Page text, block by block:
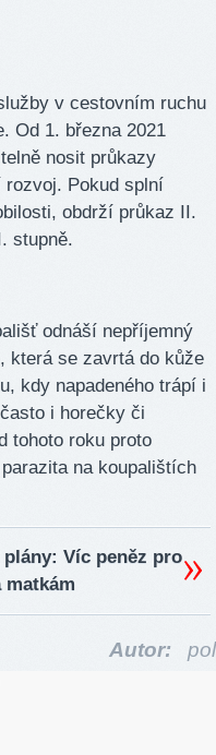
v cestovním ruchu
Od 1. března 2021
nosit průkazy
Pokud splní
obdrží průkaz II.
stupně.
odnáší nepříjemný
která se zavrtá do kůže
kdy napadeného trápí i
i horečky či
tohoto roku proto
na koupalištích
plány: Víc peněz pro
Autor: pol